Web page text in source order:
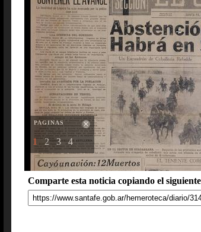
PAGINAS
1 2 3 4
Comparte esta noticia copiando el